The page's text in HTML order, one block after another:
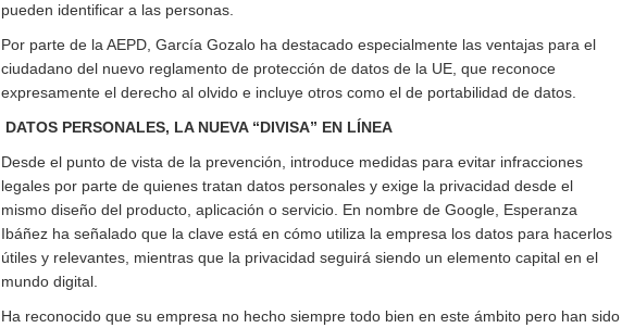
pueden identificar a las personas.
Por parte de la AEPD, García Gozalo ha destacado especialmente las ventajas para el
ciudadano del nuevo reglamento de protección de datos de la UE, que reconoce
expresamente el derecho al olvido e incluye otros como el de portabilidad de datos.
DATOS PERSONALES, LA NUEVA “DIVISA” EN LÍNEA
Desde el punto de vista de la prevención, introduce medidas para evitar infracciones
legales por parte de quienes tratan datos personales y exige la privacidad desde el
mismo diseño del producto, aplicación o servicio. En nombre de Google, Esperanza
Ibáñez ha señalado que la clave está en cómo utiliza la empresa los datos para hacerlos
útiles y relevantes, mientras que la privacidad seguirá siendo un elemento capital en el
mundo digital.
Ha reconocido que su empresa no hecho siempre todo bien en este ámbito pero han sido